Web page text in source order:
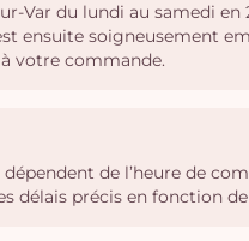
Var du lundi au samedi
ensuite soigneusement
votre commande.
de l’heure de
délais précis en fonction